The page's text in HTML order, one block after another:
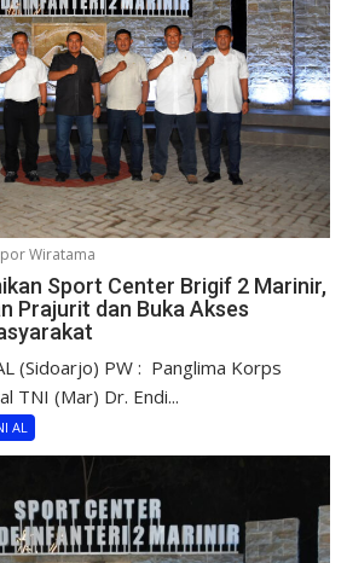
Wiratama
Sport Center Brigif 2 Marinir,
Prajurit dan Buka Akses
(Sidoarjo) PW : Panglima Korps
TNI (Mar) Dr. Endi...
AL